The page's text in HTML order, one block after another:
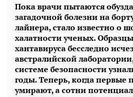
Пока врачи пытаются
загадочной болезни на
лайнера, стало известно о
халатности ученых.
хантавируса бесследно
австралийской
системе безопасности
годы. Теперь, когда первые
умирают, а сотни